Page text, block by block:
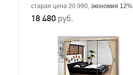
старая цена 20 990, экономия 12%
18 480 руб.